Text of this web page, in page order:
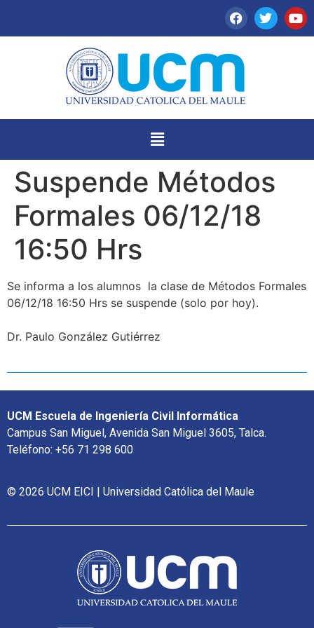
Suspende Métodos
Formales 06/12/18
16:50 Hrs
Se informa a los alumnos la clase de Métodos Formales
06/12/18 16:50 Hrs se suspende (solo por hoy).
Dr. Paulo González Gutiérrez
UCM Escuela de Ingeniería Civil Informática
Campus San Miguel, Avenida San Miguel 3605, Talca.
Teléfono: +56 71 298 600
© 2026 UCM EICI | Universidad Católica del Maule